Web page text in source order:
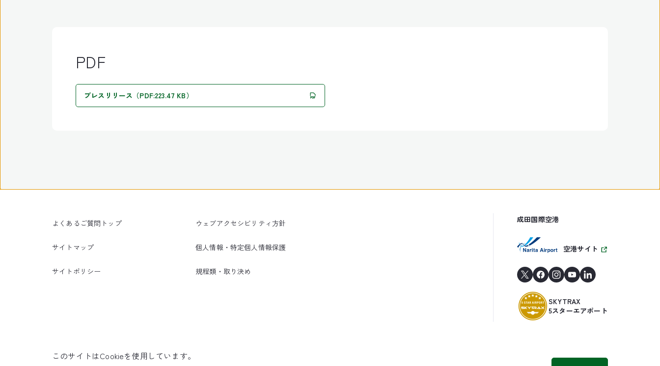
PDF
プレスリリース（PDF:223.47 KB）
よくあるご質問トップ
サイトマップ
サイトポリシー
ウェブアクセシビリティ方針
個人情報・特定個人情報保護
規程類・取り決め
成田国際空港
空港サイト
SKYTRAX
5スターエアポート
このサイトはCookieを使用しています。